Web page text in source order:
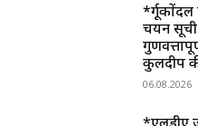
चयन सूची
कुलदीप
06.08.2026